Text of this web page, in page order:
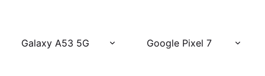
Galaxy A53 5G Google Pixel 7